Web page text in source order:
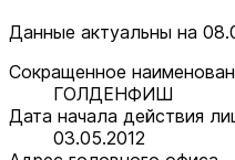
Данные актуальны на
Сокращенное
ГОЛДЕНФИШ
Дата начала действия
03.05.2012